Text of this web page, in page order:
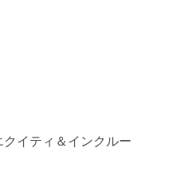
イティ＆インクルー